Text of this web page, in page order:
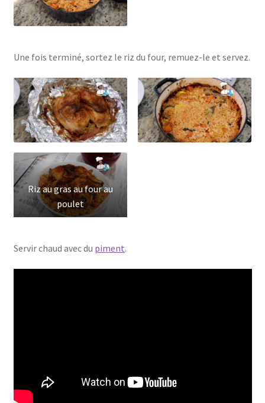
Une fois terminé, sortez le riz du four, remuez-le et servez.
Riz au gras au four au
poulet
Servir chaud avec du piment.